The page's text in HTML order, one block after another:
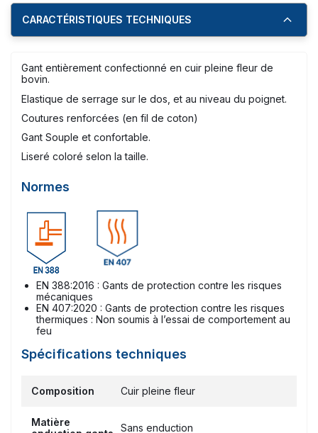
CARACTÉRISTIQUES TECHNIQUES
Gant entièrement confectionné en cuir pleine fleur de
bovin.
Elastique de serrage sur le dos, et au niveau du poignet.
Coutures renforcées (en fil de coton)
Gant Souple et confortable.
Liseré coloré selon la taille.
Normes
EN 388:2016 : Gants de protection contre les risques
mécaniques
EN 407:2020 : Gants de protection contre les risques
thermiques : Non soumis à l’essai de comportement au
feu
Spécifications techniques
Composition Cuir pleine fleur
Matière
Sans enduction